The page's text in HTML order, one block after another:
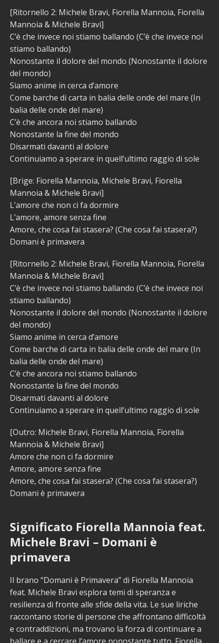
[Ritornello 2: Michele Bravi, Fiorella Mannoia, Fiorella
Mannoia & Michele Bravi]
C’è che invece noi stiamo ballando (C’è che invece noi
stiamo ballando)
Nonostante il dolore del mondo (Nonostante il dolore
del mondo)
Siamo anime in cerca d’amore
Come barche di carta in balia delle onde del mare (In
balia delle onde del mare)
C’è che ancora noi stiamo ballando
Nonostante la fine del mondo
Disarmati davanti al dolore
Continuiamo a sperare in quell’ultimo raggio di sole
[Brige: Fiorella Mannoia, Michele Bravi, Fiorella
Mannoia & Michele Bravi]
L’amore che non ci fa dormire
L’amore, amore senza fine
Amore, che cosa fai stasera? (Che cosa fai stasera?)
Domani è primavera
[Ritornello 2: Michele Bravi, Fiorella Mannoia, Fiorella
Mannoia & Michele Bravi]
C’è che invece noi stiamo ballando (C’è che invece noi
stiamo ballando)
Nonostante il dolore del mondo (Nonostante il dolore
del mondo)
Siamo anime in cerca d’amore
Come barche di carta in balia delle onde del mare (In
balia delle onde del mare)
C’è che ancora noi stiamo ballando
Nonostante la fine del mondo
Disarmati davanti al dolore
Continuiamo a sperare in quell’ultimo raggio di sole
[Outro: Michele Bravi, Fiorella Mannoia, Fiorella
Mannoia & Michele Bravi]
Amore che non ci fa dormire
Amore, amore senza fine
Amore, che cosa fai stasera? (Che cosa fai stasera?)
Domani è primavera
Significato Fiorella Mannoia feat.
Michele Bravi – Domani è
primavera
Il brano “Domani è Primavera” di Fiorella Mannoia
feat. Michele Bravi esplora temi di speranza e
resilienza di fronte alle sfide della vita. Le sue liriche
raccontano storie di persone che affrontano difficoltà
e contraddizioni, ma trovano la forza di continuare a